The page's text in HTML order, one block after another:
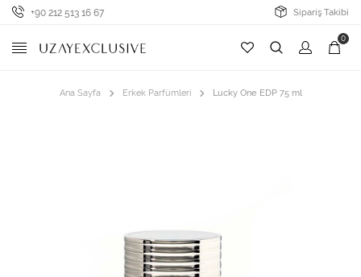
+90 212 513 16 67 Sipariş Takibi
0
Ana Sayfa Erkek Parfümleri Lucky One EDP 75 ml